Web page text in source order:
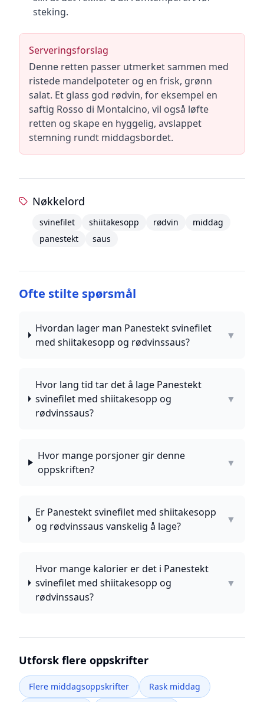
steking.
Serveringsforslag
Denne retten passer utmerket sammen med
ristede mandelpoteter og en frisk, grønn
salat. Et glass god rødvin, for eksempel en
saftig Rosso di Montalcino, vil også løfte
retten og skape en hyggelig, avslappet
stemning rundt middagsbordet.
Nøkkelord
svinefilet shiitakesopp rødvin
middag
panestekt
saus
Ofte stilte spørsmål
Hvordan lager man Panestekt svinefilet
med shiitakesopp og rødvinssaus?
▼
Hvor lang tid tar det å lage Panestekt
svinefilet med shiitakesopp og
rødvinssaus?
▼
Hvor mange porsjoner gir denne
oppskriften?
▼
Er Panestekt svinefilet med shiitakesopp
og rødvinssaus vanskelig å lage?
▼
Hvor mange kalorier er det i Panestekt
svinefilet med shiitakesopp og
rødvinssaus?
▼
Utforsk flere oppskrifter
Flere middagsoppskrifter
Rask middag